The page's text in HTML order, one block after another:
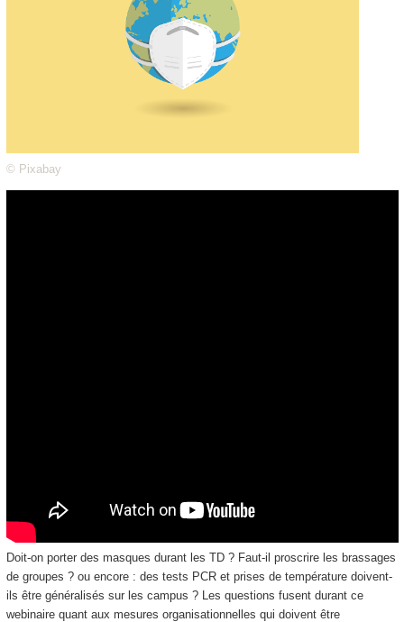
© Pixabay
Doit-on porter des masques durant les TD ? Faut-il proscrire les brassages
de groupes ? ou encore : des tests PCR et prises de température doivent-
ils être généralisés sur les campus ? Les questions fusent durant ce
webinaire quant aux mesures organisationnelles qui doivent être